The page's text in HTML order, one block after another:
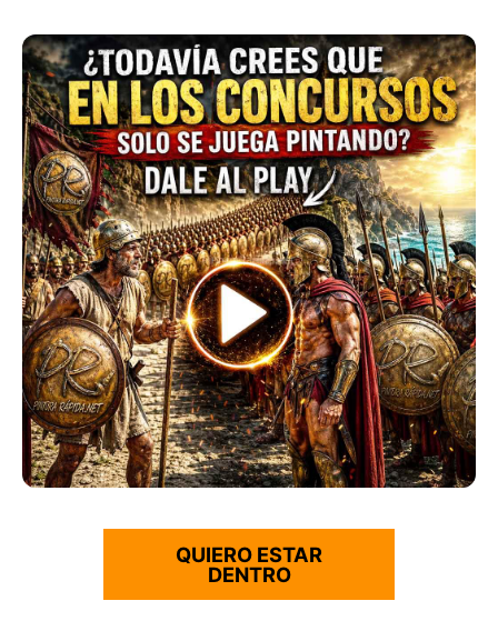
QUIERO ESTAR
DENTRO